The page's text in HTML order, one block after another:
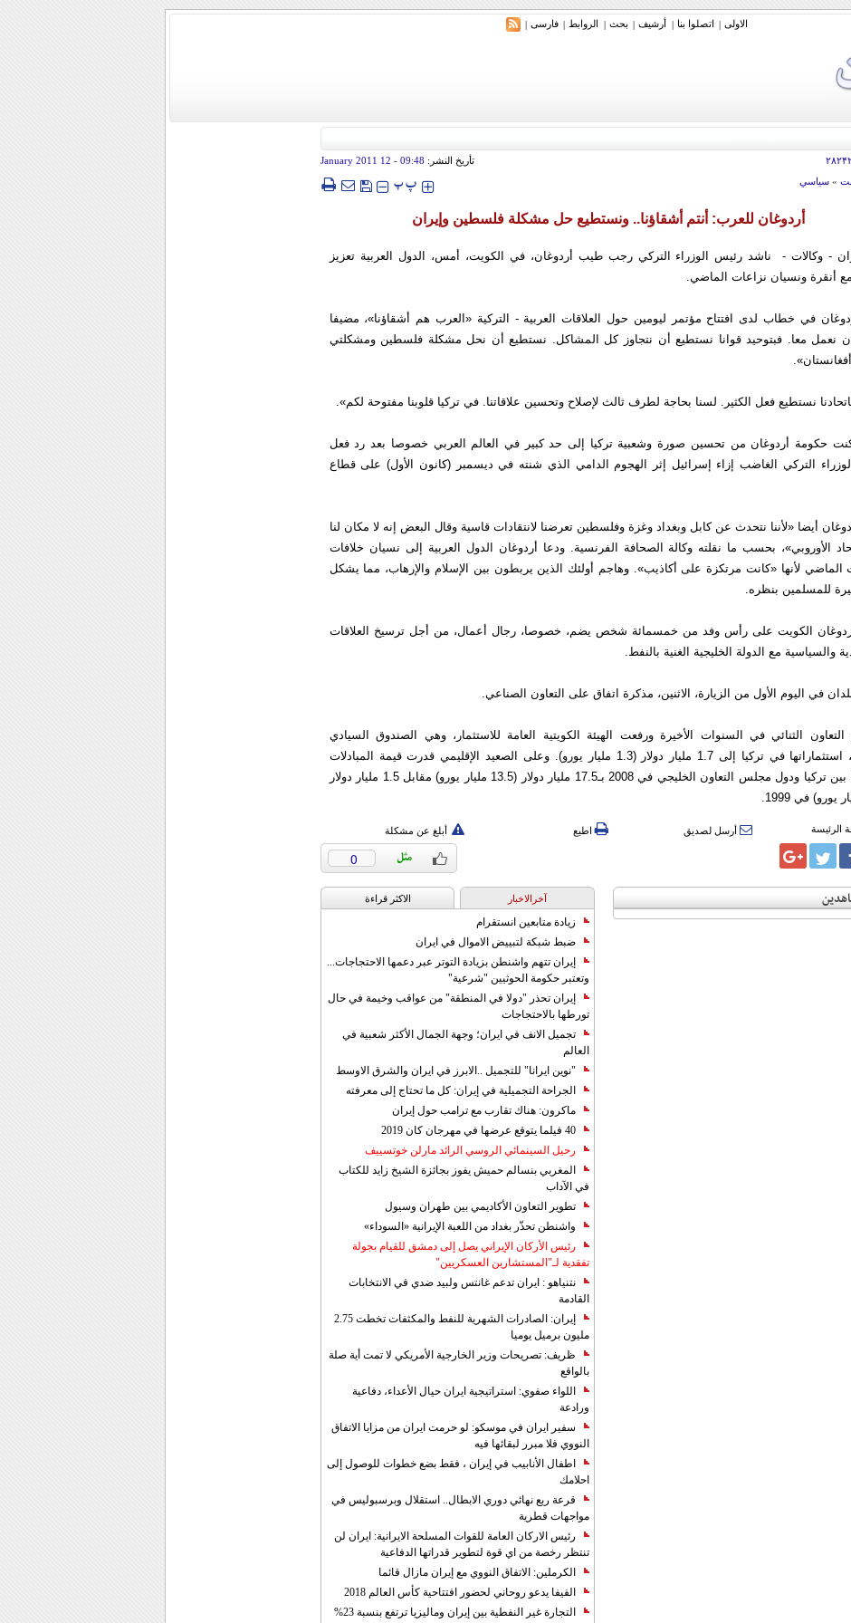
الاولی | اتصلوا بنا | أرشیف | بحث | الروابط | فارسی |
تأريخ النشر: 09:48
- 12 January 2011
» سياسي ‍‍‍ پپ
أردوغان للعرب: أنتم أشقاؤنا.. ونستطيع حل مشكلة فلسطين وإيران
- وكالات - ناشد رئيس الوزراء التركي رجب طيب أردوغان، في الكويت، أمس، الدول العربية تعزيز
مع أنقرة ونسيان نزاعات الماضي.
في خطاب لدى افتتاح مؤتمر ليومين حول العلاقات العربية - التركية «العرب هم أشقاؤنا»، مضيفا
أن نعمل معا. فبتوحيد قوانا نستطيع أن نتجاوز كل المشاكل. نستطيع أن نحل مشكلة فلسطين ومشكلتي
نستطيع فعل الكثير. لسنا بحاجة لطرف ثالث لإصلاح وتحسين علاقاتنا. في تركيا قلوبنا مفتوحة لكم».
حكومة أردوغان من تحسين صورة وشعبية تركيا إلى حد كبير في العالم العربي خصوصا بعد رد فعل
التركي الغاضب إزاء إسرائيل إثر الهجوم الدامي الذي شنته في ديسمبر (كانون الأول) على قطاع
أيضا «لأننا نتحدث عن كابل وبغداد وغزة وفلسطين تعرضنا لانتقادات قاسية وقال البعض إنه لا مكان لنا
الأوروبي»، بحسب ما نقلته وكالة الصحافة الفرنسية. ودعا أردوغان الدول العربية إلى نسيان خلافات
الماضي لأنها «كانت مرتكزة على أكاذيب». وهاجم أولئك الذين يربطون بين الإسلام والإرهاب، مما يشكل
للمسلمين بنظره.
الكويت على رأس وفد من خمسمائة شخص يضم، خصوصا، رجال أعمال، من أجل ترسيخ العلاقات
والسياسية مع الدولة الخليجية الغنية بالنفط.
في اليوم الأول من الزيارة، الاثنين، مذكرة اتفاق على التعاون الصناعي.
الثنائي في السنوات الأخيرة ورفعت الهيئة الكويتية العامة للاستثمار، وهي الصندوق السيادي
للكويت، استثماراتها في تركيا إلى 1.7 مليار دولار (1.3 مليار يورو). وعلى الصعيد الإقليمي قدرت قيمة المبادلات
التجارية بين تركيا ودول مجلس التعاون الخليجي في 2008 بـ17.5 مليار دولار (13.5 مليار يورو) مقابل 1.5 مليار دولار
الرئيسة أرسل لصديق اطبع أبلغ عن مشكلة
0
آخرالاخبار الاکثر قراءة
زيادة متابعين انستقرام
ضبط شبكة لتبييض الاموال في ايران
إيران تتهم واشنطن بزيادة التوتر عبر دعمها الاحتجاجات...
وتعتبر حكومة الحوثيين "شرعية"
إيران تحذر "دولا في المنطقة" من عواقب وخيمة في حال
تورطها بالاحتجاجات
تجميل الانف في ايران؛ وجهة الجمال الأكثر شعبية في
العالم
"نوين ايرانا" للتجميل ..الابرز في ايران والشرق الاوسط
الجراحة التجميلية في إيران: كل ما تحتاج إلى معرفته
ماكرون: هناك تقارب مع ترامب حول إيران
40 فيلما يتوقع عرضها في مهرجان كان 2019
رحيل السينمائي الروسي الرائد مارلن خوتسييف
المغربي بنسالم حميش يفوز بجائزة الشيخ زايد للكتاب
في الآداب
تطوير التعاون الأكاديمي بين طهران وسيول
واشنطن تحذّر بغداد من اللعبة الإيرانية «السوداء»
رئيس الأركان الإيراني يصل إلى دمشق للقيام بجولة
تفقدية لـ"المستشارين العسكريين"
نتنياهو : ايران تدعم غانتس ولبيد ضدي في الانتخابات
القادمة
إيران: الصادرات الشهریة للنفط والمكثفات تخطت 2.75
مليون برميل يوميا
ظريف: تصريحات وزير الخارجية الأمريكي لا تمت أية صلة
بالواقع
اللواء صفوي: استراتيجية ايران حيال الأعداء، دفاعية
ورادعة
سفير ايران في موسكو: لو حرمت ايران من مزايا الاتفاق
النووي فلا مبرر لبقائها فيه
اطفال الأنابيب في إيران ، فقط بضع خطوات للوصول إلى
احلامك
قرعة ربع نهائي دوري الابطال.. استقلال وبرسبوليس في
مواجهات قطرية
رئيس الاركان العامة للقوات المسلحة الايرانية: ايران لن
تنتظر رخصة من اي قوة لتطوير قدراتها الدفاعية
الكرملين: الاتفاق النووي مع إيران مازال قائما
الفيفا يدعو روحاني لحضور افتتاحية كأس العالم 2018
التجارة غیر النفطیة بین إیران ومالیزیا ترتفع بنسبة 23%